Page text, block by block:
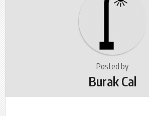
Posted by
Burak Cal